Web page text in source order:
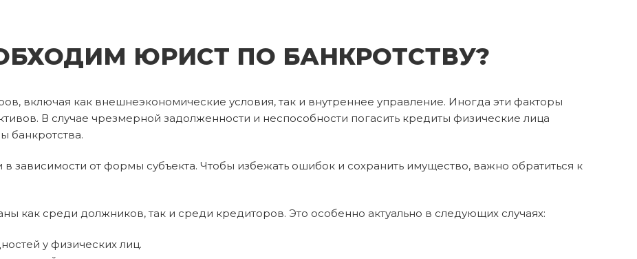
ЮРИСТ ПО БАНКРОТСТВУ?
включая как внешнеэкономические условия, так и внутреннее управление. Иногда эти факторы
В случае чрезмерной задолженности и неспособности погасить кредиты физические лица
банкротства.
зависимости от формы субъекта. Чтобы избежать ошибок и сохранить имущество, важно обратиться к
как среди должников, так и среди кредиторов. Это особенно актуально в следующих случаях:
у физических лиц.